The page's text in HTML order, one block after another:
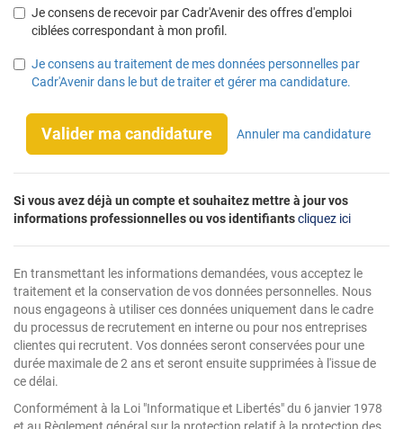
Je consens de recevoir par Cadr'Avenir des offres d'emploi
ciblées correspondant à mon profil.
Je consens au traitement de mes données personnelles par
Cadr'Avenir dans le but de traiter et gérer ma candidature.
Valider ma candidature Annuler ma candidature
Si vous avez déjà un compte et souhaitez mettre à jour vos
informations professionnelles ou vos identifiantscliquez ici
En transmettant les informations demandées, vous acceptez le
traitement et la conservation de vos données personnelles. Nous
nous engageons à utiliser ces données uniquement dans le cadre
du processus de recrutement en interne ou pour nos entreprises
clientes qui recrutent. Vos données seront conservées pour une
durée maximale de 2 ans et seront ensuite supprimées à l'issue de
ce délai.
Conformément à la Loi "Informatique et Libertés" du 6 janvier 1978